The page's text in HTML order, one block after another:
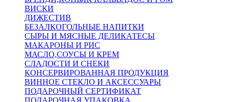
ВИСКИ
ДИЖЕСТИВ
БЕЗАЛКОГОЛЬНЫЕ НАПИТКИ
СЫРЫ И МЯСНЫЕ ДЕЛИКАТЕСЫ
МАКАРОНЫ И РИС
МАСЛО,СОУСЫ И КРЕМ
СЛАДОСТИ И СНЕКИ
КОНСЕРВИРОВАННАЯ ПРОДУКЦИЯ
ВИННОЕ СТЕКЛО И АКСЕССУАРЫ
ПОДАРОЧНЫЙ СЕРТИФИКАТ